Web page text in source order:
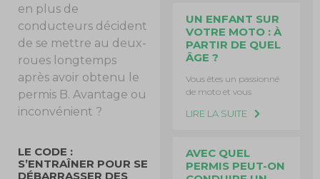
en plus de
conducteurs décident
de se mettre au deux-
roues longtemps
après avoir obtenu le
permis B. Avantage ou
inconvénient ?
LE CODE :
S’ENTRAÎNER POUR SE
DÉBARRASSER DES
UN ENFANT SUR
VOTRE MOTO : À
PARTIR DE QUEL
ÂGE ?
Vous êtes un passionné
de moto et vous
LIRE LA SUITE
AVEC QUEL
PERMIS PEUT-ON